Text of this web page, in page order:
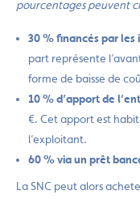
pourcentages peuvent
30 % financés par les
part représente
forme de baisse de
10 % d’apport de
€. Cet apport est
l’exploitant.
60 % via un prêt
La SNC peut alors